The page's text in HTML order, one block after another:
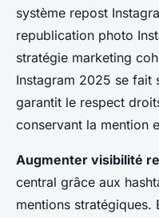
système repost
republication photo
stratégie marketing
Instagram 2025 se fait
garantit le respect
conservant la mention
Augmenter visibilité
central grâce aux
mentions